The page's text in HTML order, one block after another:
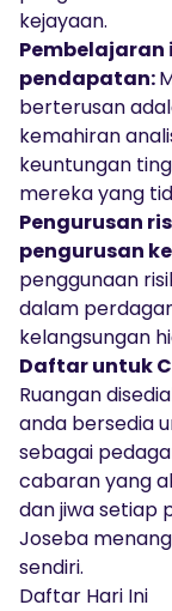
kejayaan.
pendapatan:
berterusan
kemahiran
keuntungan
mereka yang
Pengurusan
pengurusan
penggunaan
dalam
kelangsungan
Daftar untuk
Ruangan
anda bersedia
sebagai
cabaran yang
dan jiwa setiap
Joseba
sendiri.
Daftar Hari Ini